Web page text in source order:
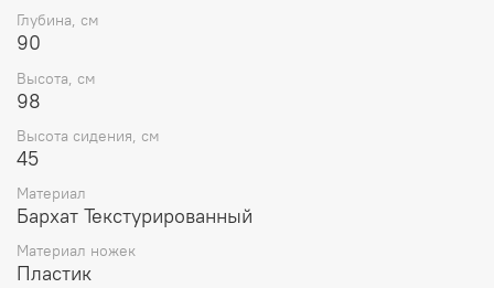
Глубина, см
90
Высота, см
98
Высота сидения, см
45
Материал
Бархат Текстурированный
Материал ножек
Пластик